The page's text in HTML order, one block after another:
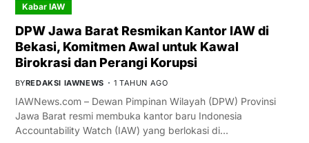
Kabar IAW
DPW Jawa Barat Resmikan Kantor IAW di
Bekasi, Komitmen Awal untuk Kawal
Birokrasi dan Perangi Korupsi
BYREDAKSI IAWNEWS 1 TAHUN AGO
IAWNews.com – Dewan Pimpinan Wilayah (DPW) Provinsi
Jawa Barat resmi membuka kantor baru Indonesia
Accountability Watch (IAW) yang berlokasi di…